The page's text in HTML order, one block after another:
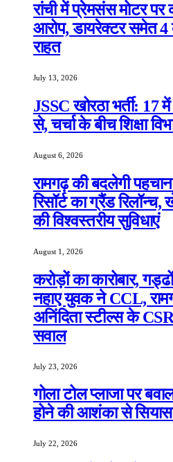
रांची में प्रेमसंस मोटर पर
आरोप, डायरेक्टर समेत 4
राहत
July 13, 2026
JSSC खोरठा भर्ती: 17
से, चर्चा के बीच शिक्षा
August 6, 2026
रामगढ़ की बदलेगी
रिसॉर्ट का ग्रैंड
की विश्वस्तरीय सुविधाएं
August 1, 2026
करोड़ों का कारोबार,
नहाए युवक ने CCL,
अनिंदिता स्टील्स के
सवाल
July 23, 2026
गोला टोल प्लाजा पर
होने की आशंका से
July 22, 2026